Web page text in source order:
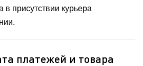
в присутствии курьера
платежей и товара